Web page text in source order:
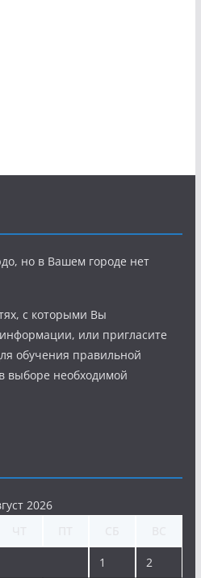
но в Вашем городе нет
с которыми Вы
или пригласите
обучения правильной
выборе необходимой
2026
1 2